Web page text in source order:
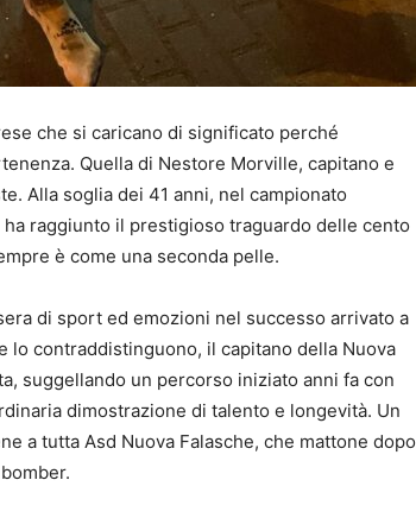
che si caricano di significato perché
Quella di Nestore Morville, capitano e
Alla soglia dei 41 anni, nel campionato
raggiunto il prestigioso traguardo delle cento
è come una seconda pelle.
di sport ed emozioni nel successo arrivato a
lo contraddistinguono, il capitano della Nuova
suggellando un percorso iniziato anni fa con
dimostrazione di talento e longevità. Un
a tutta Asd Nuova Falasche, che mattone dopo